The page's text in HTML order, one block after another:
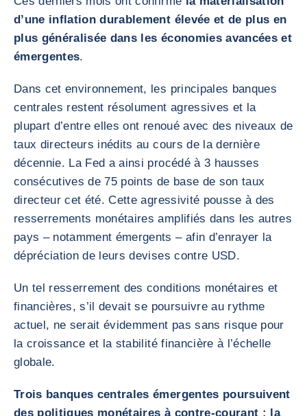
d’une inflation durablement élevée et de plus en
plus généralisée dans les économies avancées et
émergentes.
Dans cet environnement, les principales banques
centrales restent résolument agressives et la
plupart d’entre elles ont renoué avec des niveaux de
taux directeurs inédits au cours de la dernière
décennie. La Fed a ainsi procédé à 3 hausses
consécutives de 75 points de base de son taux
directeur cet été. Cette agressivité pousse à des
resserrements monétaires amplifiés dans les autres
pays – notamment émergents – afin d’enrayer la
dépréciation de leurs devises contre USD.
Un tel resserrement des conditions monétaires et
financières, s’il devait se poursuivre au rythme
actuel, ne serait évidemment pas sans risque pour
la croissance et la stabilité financière à l’échelle
globale.
Trois banques centrales émergentes poursuivent
des politiques monétaires à contre-courant : la